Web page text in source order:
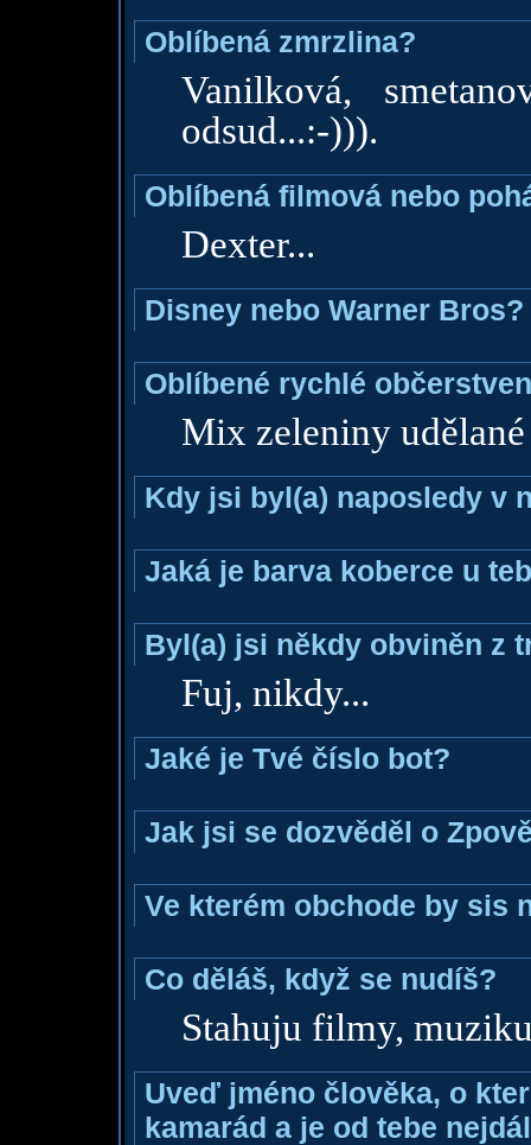
Oblíbená zmrzlina?
Vanilková,
odsud...:-))).
Oblíbená filmová nebo
Dexter...
Disney nebo Warner Bros?
Oblíbené rychlé
Mix zeleniny
Kdy jsi byl(a) naposledy v
Jaká je barva koberce u
Byl(a) jsi někdy obviněn z
Fuj, nikdy...
Jaké je Tvé číslo bot?
Jak jsi se dozvěděl o
Ve kterém obchode by sis
Co děláš, když se nudíš?
Stahuju filmy,
Uveď jméno člověka, o
kamarád a je od tebe